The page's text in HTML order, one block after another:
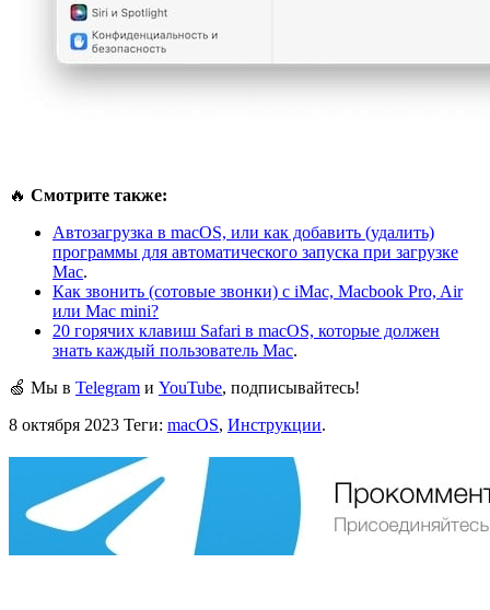
🔥 Смотрите также:
Автозагрузка в macOS, или как добавить (удалить)
программы для автоматического запуска при загрузке
Mac.
Как звонить (сотовые звонки) с iMac, Macbook Pro, Air
или Mac mini?
20 горячих клавиш Safari в macOS, которые должен
знать каждый пользователь Mac.
🍏 Мы в Telegram и YouTube, подписывайтесь!
8 октября 2023 Теги: macOS, Инструкции.